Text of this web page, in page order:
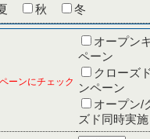
秋 冬
ーンにチェック
オープン
ペーン
クローズ
ンペーン
オープン/
ズド同時実施